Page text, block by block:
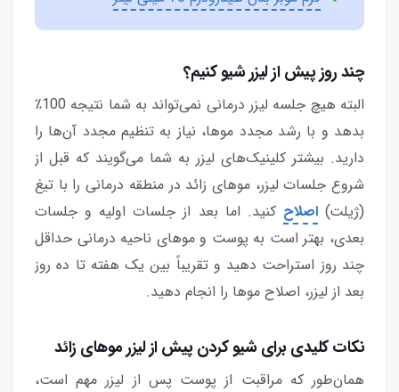
چند روز پیش از لیزر شیو کنیم؟
البته هیچ جلسه لیزر درمانی نمی‌تواند به شما نتیجه 100٪
بدهد و با رشد مجدد موها، نیاز به تنظیم مجدد آن‌ها را
دارید. بیشتر کلینیک‌های لیزر به شما می‌گویند که قبل از
شروع جلسات لیزر، موهای زائد در منطقه درمانی را با تیغ
(ژیلت)اصلاح کنید. اما بعد از جلسات اولیه و جلسات
بعدی، بهتر است به پوست و موهای ناحیه درمانی حداقل
چند روز استراحت دهید و تقریباً بین یک هفته تا ده روز
بعد از لیزر، اصلاح موها را انجام دهید.
نکات کلیدی برای شیو کردن پیش از لیزر موهای زائد
همان‌طور که مراقبت از پوست پس از لیزر مهم است،